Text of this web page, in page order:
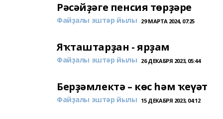
Рәсәйҙәге пенсия төрҙәре
Файҙалы эштәр йылы 29 МАРТА 2024, 07:25
Яҡташтарҙан - ярҙам
Файҙалы эштәр йылы 26 ДЕКАБРЯ 2023, 05:44
Берҙәмлектә – көс һәм ҡеүәт
Файҙалы эштәр йылы 15 ДЕКАБРЯ 2023, 04:12